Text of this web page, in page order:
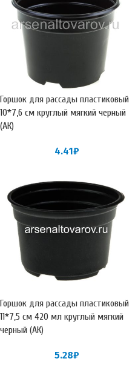
Горшок для рассады пластиковый
10*7,6 см круглый мягкий черный
(АК)
4.41₽
Горшок для рассады пластиковый
11*7,5 см 420 мл круглый мягкий
черный (АК)
5.28₽